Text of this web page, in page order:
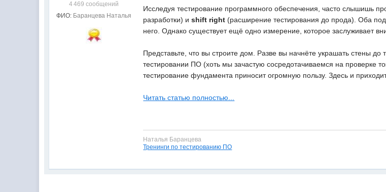
4 469 сообщений
ФИО: Баранцева Наталья
Исследуя тестирование программного обеспечения, часто слышишь
разработки) иshift right (расширение тестирования до прода). Оба
него. Однако существует ещё одно измерение, которое заслуживает
Представьте, что вы строите дом. Разве вы начнёте украшать стены
тестировании ПО (хоть мы зачастую сосредотачиваемся на проверке
тестирование фундамента приносит огромную пользу. Здесь и
Читать статью полностью...
Наталья Баранцева
Тренинги по тестированию ПО